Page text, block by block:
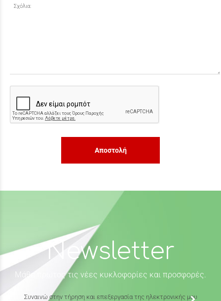
Σχόλια:
Αποστολή
Newsletter
Μάθε πρώτος τις νέες κυκλοφορίες και προσφορές.
Συναινώ στην τήρηση και επεξεργασία της ηλεκτρονικής μου